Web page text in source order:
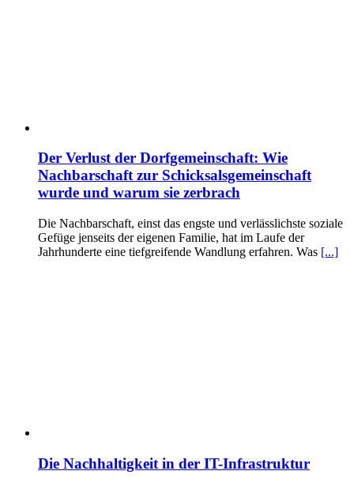
Der Verlust der Dorfgemeinschaft: Wie
Nachbarschaft zur Schicksalsgemeinschaft
wurde und warum sie zerbrach
Die Nachbarschaft, einst das engste und verlässlichste soziale
Gefüge jenseits der eigenen Familie, hat im Laufe der
Jahrhunderte eine tiefgreifende Wandlung erfahren. Was [...]
Die Nachhaltigkeit in der IT-Infrastruktur